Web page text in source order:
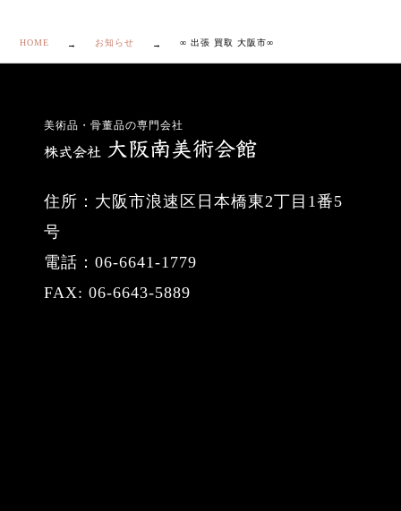
HOME お知らせ ∞ 出張 買取 大阪市∞
美術品・骨董品の専門会社
住所：大阪市浪速区日本橋東2丁目1番5
号
電話：06-6641-1779
FAX: 06-6643-5889